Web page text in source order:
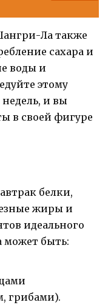
Ла также
сахара и
воды и
этому
и вы
в своей фигуре
белки,
жиры и
идеального
может быть:
грибами).